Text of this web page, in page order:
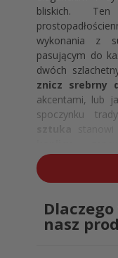
bliskich.
wykonania z
pasującym do
dwóch
znicz srebrny
akcentami, lub
spoczynku
płomienia.
Kunszt
Duży i
Tenznicz
solidną
nasz